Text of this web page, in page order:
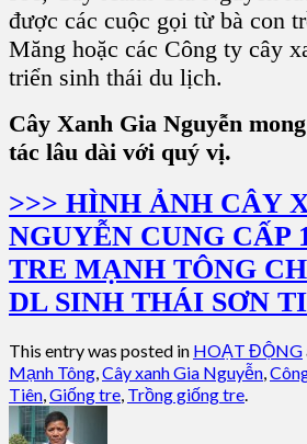
được các cuộc gọi từ bà con
Măng hoặc các Công ty cây
triển sinh thái du lịch.
Cây Xanh Gia Nguyễn
tác lâu dài với quý vị.
>>> HÌNH ẢNH CÂY
NGUYỄN CUNG CẤP
TRE MẠNH TÔNG
DL SINH THÁI SƠN
This entry was posted in HOẠT ĐỘNG
Mạnh Tông Cây xanh Gia Nguyễn
Tiên Giống tre Trồng giống tre